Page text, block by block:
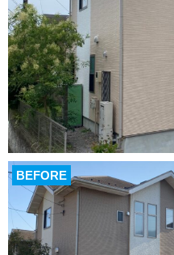
BEFORE